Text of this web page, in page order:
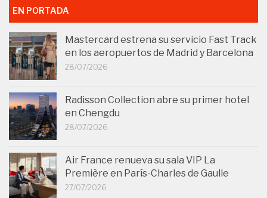
EN PORTADA
Mastercard estrena su servicio Fast Track
en los aeropuertos de Madrid y Barcelona
28/07/2026
Radisson Collection abre su primer hotel
en Chengdu
28/07/2026
Air France renueva su sala VIP La
Première en París-Charles de Gaulle
27/07/2026